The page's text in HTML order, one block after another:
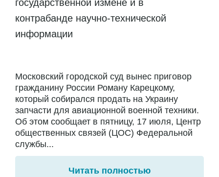
государственной измене и в
контрабанде научно-технической
информации
Московский городской суд вынес приговор
гражданину России Роману Карецкому,
который собирался продать на Украину
запчасти для авиационной военной техники.
Об этом сообщает в пятницу, 17 июля, Центр
общественных связей (ЦОС) Федеральной
службы...
Читать полностью